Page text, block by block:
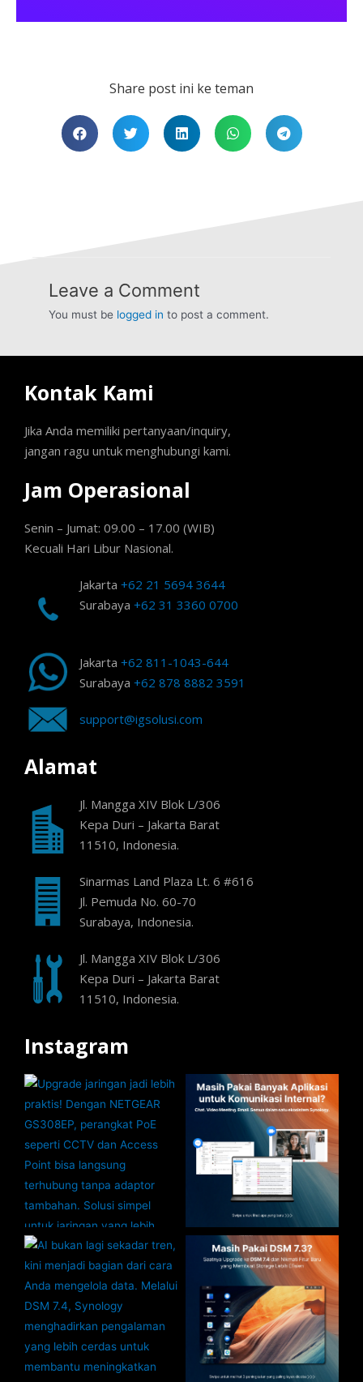
Share post ini ke teman
Leave a Comment
You must be logged in to post a comment.
Kontak Kami
Jika Anda memiliki pertanyaan/inquiry,
jangan ragu untuk menghubungi kami.
Jam Operasional
Senin – Jumat: 09.00 – 17.00 (WIB)
Kecuali Hari Libur Nasional.
Jakarta +62 21 5694 3644
Surabaya +62 31 3360 0700
Jakarta +62 811-1043-644
Surabaya +62 878 8882 3591
support@igsolusi.com
Alamat
Jl. Mangga XIV Blok L/306
Kepa Duri – Jakarta Barat
11510, Indonesia.
Sinarmas Land Plaza Lt. 6 #616
Jl. Pemuda No. 60-70
Surabaya, Indonesia.
Jl. Mangga XIV Blok L/306
Kepa Duri – Jakarta Barat
11510, Indonesia.
Instagram